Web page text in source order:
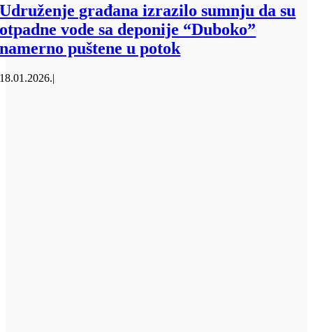
Udruženje građana izrazilo sumnju da su
otpadne vode sa deponije “Duboko”
namerno puštene u potok
18.01.2026.|